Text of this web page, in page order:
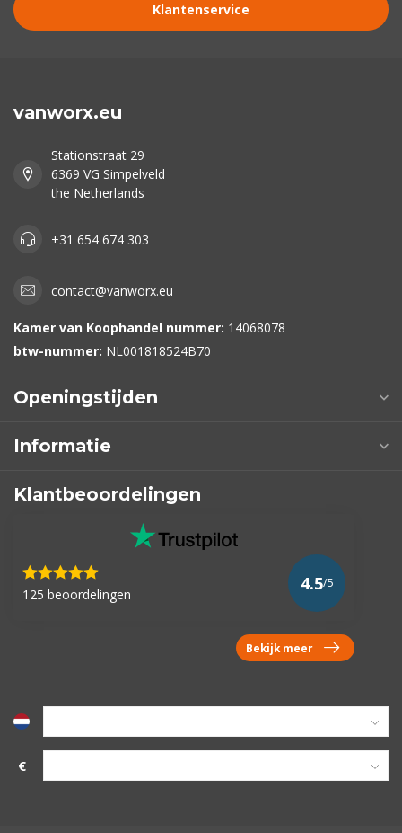
Klantenservice
vanworx.eu
Stationstraat 29
6369 VG Simpelveld
the Netherlands
+31 654 674 303
contact@vanworx.eu
Kamer van Koophandel nummer: 14068078
btw-nummer: NL001818524B70
Openingstijden
Informatie
Klantbeoordelingen
125 beoordelingen
4.5/5
Bekijk meer
€